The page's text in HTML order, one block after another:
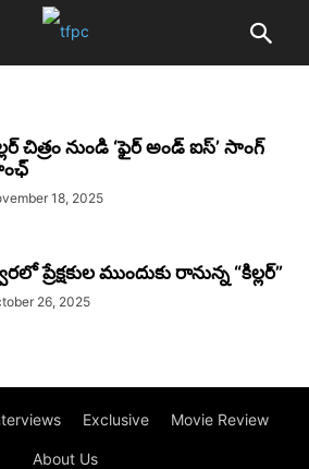
చిత్రం నుండి ‘ఫైర్ అండ్ ఐస్’ సాంగ్
18, 2025
ప్రేక్షకుల ముందుకు రానున్న “కిల్లర్”
26, 2025
Exclusive Movie Review
About Us